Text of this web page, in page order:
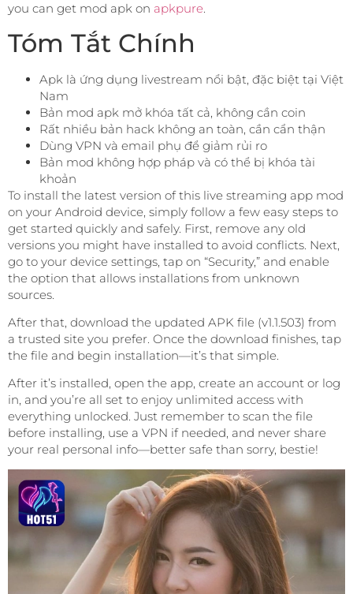
you can get mod apk on apkpure.
Tóm Tắt Chính
Apk là ứng dụng livestream nổi bật, đặc biệt tại Việt
Nam
Bản mod apk mở khóa tất cả, không cần coin
Rất nhiều bản hack không an toàn, cần cẩn thận
Dùng VPN và email phụ để giảm rủi ro
Bản mod không hợp pháp và có thể bị khóa tài
khoản
To install the latest version of this live streaming app mod
on your Android device, simply follow a few easy steps to
get started quickly and safely. First, remove any old
versions you might have installed to avoid conflicts. Next,
go to your device settings, tap on “Security,” and enable
the option that allows installations from unknown
sources.
After that, download the updated APK file (v1.1.503) from
a trusted site you prefer. Once the download finishes, tap
the file and begin installation—it’s that simple.
After it’s installed, open the app, create an account or log
in, and you’re all set to enjoy unlimited access with
everything unlocked. Just remember to scan the file
before installing, use a VPN if needed, and never share
your real personal info—better safe than sorry, bestie!